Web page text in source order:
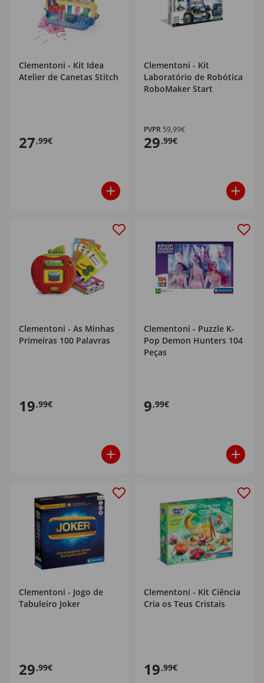
Clementoni - Kit Idea
Atelier de Canetas Stitch
27,99€
Clementoni - Kit
Laboratório de Robótica
RoboMaker Start
PVPR 59,99€
29,99€
Clementoni - As Minhas
Primeiras 100 Palavras
19,99€
Clementoni - Puzzle K-
Pop Demon Hunters 104
Peças
9,99€
Clementoni - Jogo de
Tabuleiro Joker
29,99€
Clementoni - Kit Ciência
Cria os Teus Cristais
19,99€